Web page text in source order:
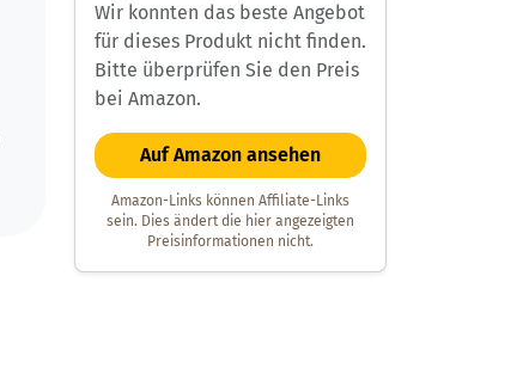
Wir konnten das beste Angebot
für dieses Produkt nicht finden.
Bitte überprüfen Sie den Preis
bei Amazon.
Auf Amazon ansehen
Amazon-Links können Affiliate-Links
sein. Dies ändert die hier angezeigten
Preisinformationen nicht.